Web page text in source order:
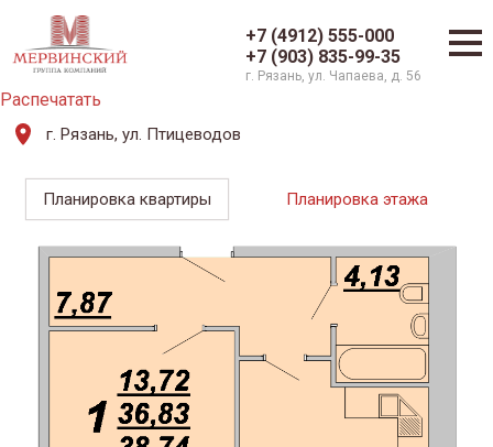
+7 (4912) 555-000
+7 (903) 835-99-35
г. Рязань, ул. Чапаева, д. 56
Распечатать
г. Рязань, ул. Птицеводов
Планировка квартиры Планировка этажа